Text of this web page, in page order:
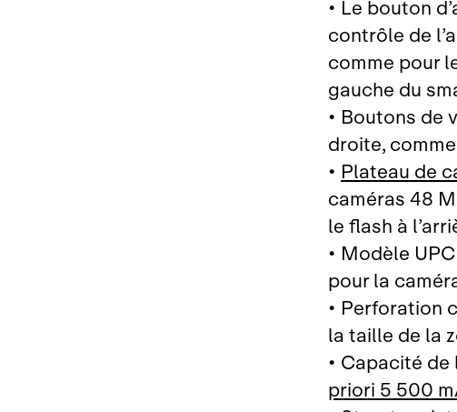
• Le bouton
contrôle de
comme pour
gauche du
• Boutons de
droite,
•Plateau de
caméras 48
le flash à
• Modèle
pour la
• Perforation
la taille de la
• Capacité
priori 5 500